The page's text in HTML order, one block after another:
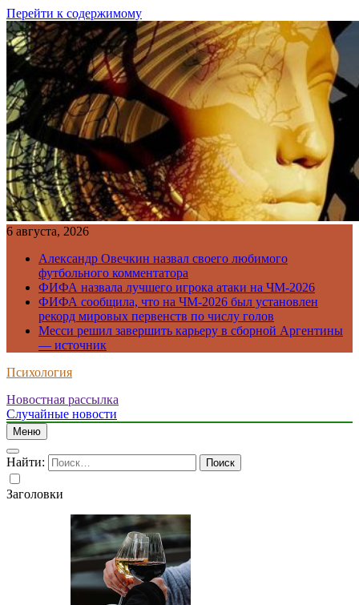
Перейти к содержимому
6 августа, 2026
Александр Овечкин назвал своего любимого
футбольного комментатора
ФИФА назвала лучшего игрока атаки на ЧМ-2026
ФИФА сообщила, что на ЧМ-2026 был установлен
рекорд мировых первенств по числу голов
Месси решил завершить карьеру в сборной Аргентины
— источник
Психология
Новостная рассылка
Случайные новости
Меню
Найти:
Заголовки